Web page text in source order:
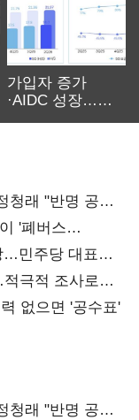
가입자 증가
·AIDC 성장…
청래 "반명 공세
'폐버스
…민주당 대표로
극적 조사로
없으면 '공수표'
청래 "반명 공세